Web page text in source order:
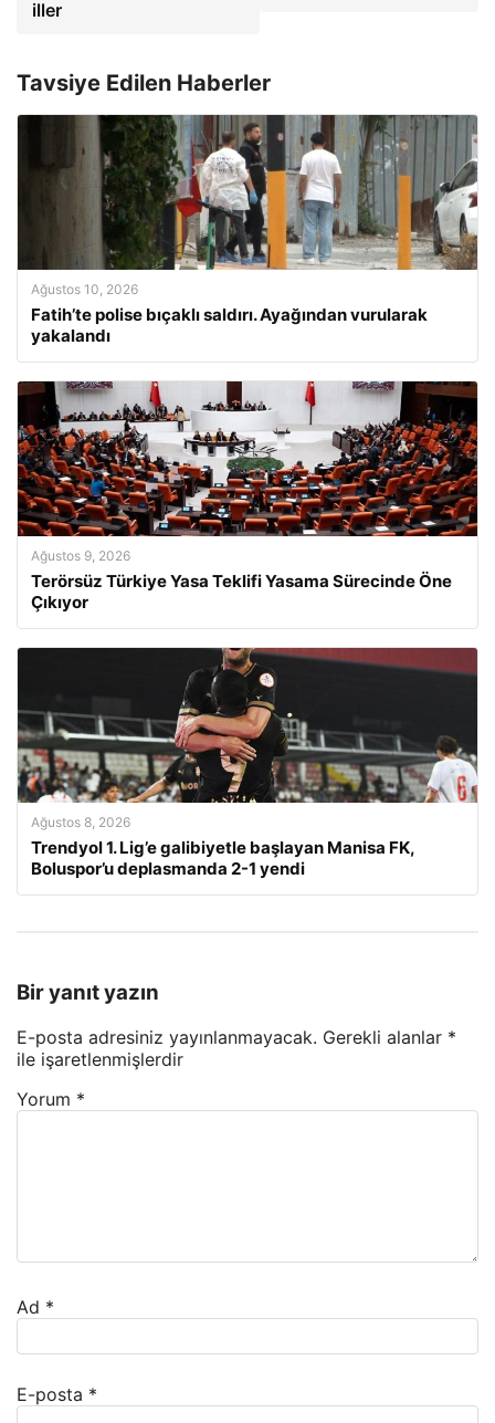
iller
Tavsiye Edilen Haberler
Ağustos 10, 2026
Fatih’te polise bıçaklı saldırı. Ayağından vurularak
yakalandı
Ağustos 9, 2026
Terörsüz Türkiye Yasa Teklifi Yasama Sürecinde Öne
Çıkıyor
Ağustos 8, 2026
Trendyol 1. Lig’e galibiyetle başlayan Manisa FK,
Boluspor’u deplasmanda 2-1 yendi
Bir yanıt yazın
E-posta adresiniz yayınlanmayacak. Gerekli alanlar *
ile işaretlenmişlerdir
Yorum *
Ad *
E-posta *